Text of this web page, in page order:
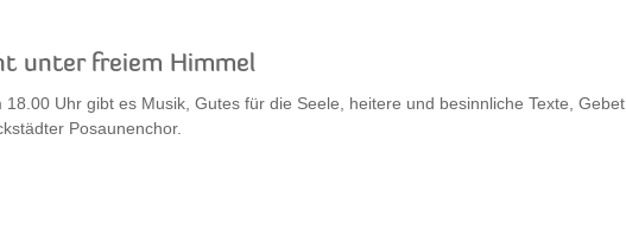
unter freiem Himmel
Uhr gibt es Musik, Gutes für die Seele, heitere und besinnliche Texte, Gebet
Posaunenchor.